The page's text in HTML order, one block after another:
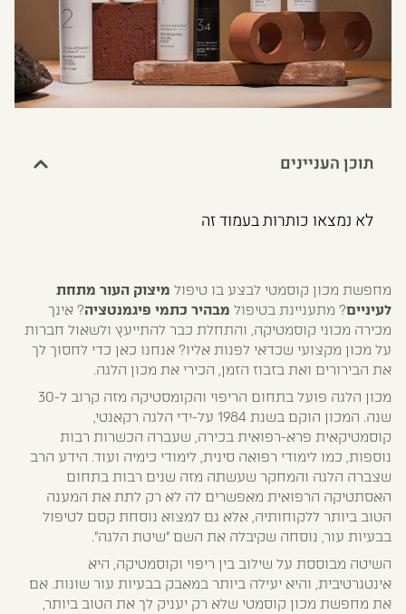
תוכן העניינים
לא נמצאו כותרות בעמוד זה
מחפשת מכון קוסמטי לבצע בו טיפול מיצוק העור מתחת
לעיניים? מתעניינת בטיפול מבהיר כתמי פיגמנטציה? אינך
מכירה מכוני קוסמטיקה, והתחלת כבר להתייעץ ולשאול חברות
על מכון מקצועי שכדאי לפנות אליו? אנחנו כאן כדי לחסוך לך
את הבירורים ואת בזבוז הזמן, הכירי את מכון הלגה.
מכון הלגה פועל בתחום הריפוי והקומסטיקה מזה קרוב ל-30
שנה. המכון הוקם בשנת 1984 על-ידי הלגה רקאנטי,
קוסמטיקאית פרא-רפואית בכירה, שעברה הכשרות רבות
נוספות, כמו לימודי רפואה סינית, לימודי כימיה ועוד. הידע הרב
שצברה הלגה והמחקר שעשתה מזה שנים רבות בתחום
האסתטיקה הרפואית מאפשרים לה לא רק לתת את המענה
הטוב ביותר ללקוחותיה, אלא גם למצוא נוסחת קסם לטיפול
בבעיות עור, נוסחה שקיבלה את השם "שיטת הלגה".
השיטה מבוססת על שילוב בין ריפוי וקוסמטיקה, היא
אינטגרטיבית, והיא יעילה ביותר במאבק בבעיות עור שונות. אם
את מחפשת מכון קוסמטי שלא רק יעניק לך את הטוב ביותר,